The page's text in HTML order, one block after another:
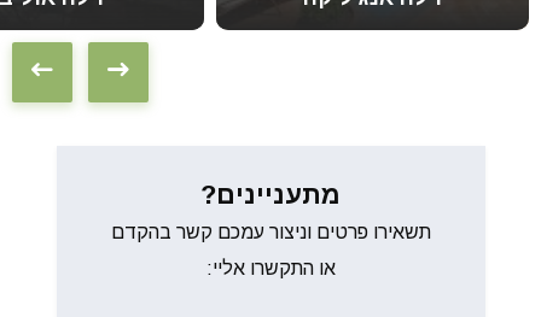
מתעניינים?
תשאירו פרטים וניצור עמכם קשר בהקדם
או התקשרו אליי: